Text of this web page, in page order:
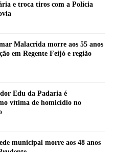
e troca tiros com a Polícia
Malacrida morre aos 55 anos
em Regente Feijó e região
Edu da Padaria é
vítima de homicídio no
municipal morre aos 48 anos